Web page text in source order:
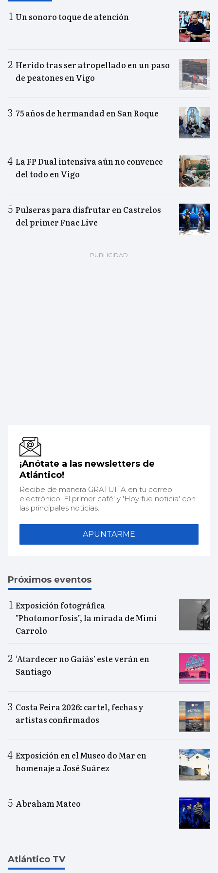
Un sonoro toque de atención
Herido tras ser atropellado en un paso
de peatones en Vigo
75 años de hermandad en San Roque
La FP Dual intensiva aún no convence
del todo en Vigo
Pulseras para disfrutar en Castrelos
del primer Fnac Live
¡Anótate a las newsletters de
Atlántico!
Recibe de manera GRATUITA en tu correo
electrónico 'El primer café' y 'Hoy fue noticia' con
las principales noticias.
APUNTARME
Próximos eventos
Exposición fotográfica
"Photomorfosis", la mirada de Mimi
Carrolo
‘Atardecer no Gaiás’ este verán en
Santiago
Costa Feira 2026: cartel, fechas y
artistas confirmados
Exposición en el Museo do Mar en
homenaje a José Suárez
Abraham Mateo
Atlántico TV